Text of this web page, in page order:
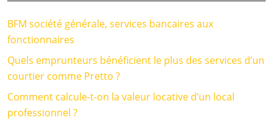
BFM société générale, services bancaires aux
fonctionnaires
Quels emprunteurs bénéficient le plus des services d’un
courtier comme Pretto ?
Comment calcule-t-on la valeur locative d’un local
professionnel ?